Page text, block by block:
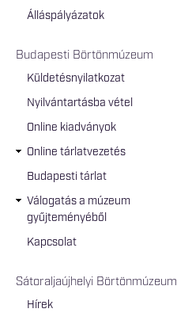
Álláspályázatok
Budapesti Börtönmúzeum
Küldetésnyilatkozat
Nyilvántartásba vétel
Online kiadványok
Online tárlatvezetés
Budapesti tárlat
Válogatás a múzeum
gyűjteményéből
Kapcsolat
Sátoraljaújhelyi Börtönmúzeum
Hírek